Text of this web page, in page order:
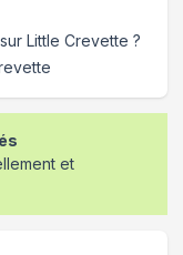
Little Crevette ?
et